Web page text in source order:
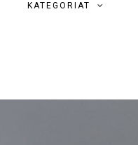
KATEGORIAT